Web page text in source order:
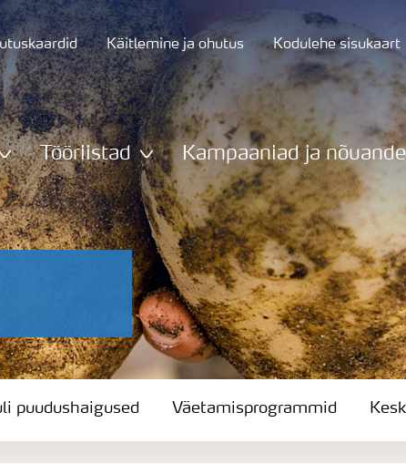
Käitlemine ja ohutus
Kodulehe sisukaart
Tööriistad Kampaaniad ja
puudushaigused Väetamisprogrammid